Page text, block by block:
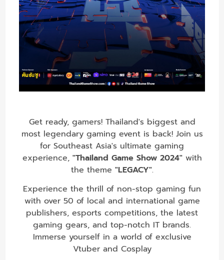
Get ready, gamers! Thailand's biggest and
most legendary gaming event is back! Join us
for Southeast Asia's ultimate gaming
experience, "Thailand Game Show 2024"with
the theme "LEGACY".
Experience the thrill of non-stop gaming fun
with over 50 of local and international game
publishers, esports competitions, the latest
gaming gears, and top-notch IT brands.
Immerse yourself in a world of exclusive
Vtuber and Cosplay